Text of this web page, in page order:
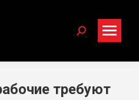
Search:
требуют